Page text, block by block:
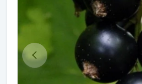
Овощи (на посадку)